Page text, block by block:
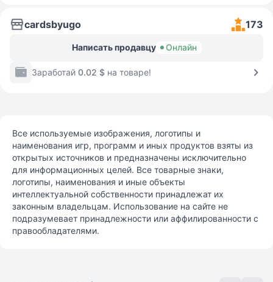
cardsbyugo 173
Написать продавцу Онлайн
Заработай 0.02 $ на товаре!
Все используемые изображения, логотипы и
наименования игр, программ и иных продуктов взяты из
открытых источников и предназначены исключительно
для информационных целей. Все товарные знаки,
логотипы, наименования и иные объекты
интеллектуальной собственности принадлежат их
законным владельцам. Использование на сайте не
подразумевает принадлежности или аффилированности с
правообладателями.